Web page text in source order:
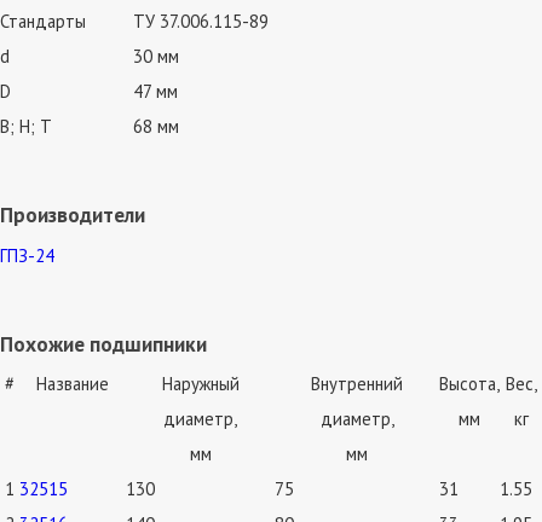
Стандарты
ТУ 37.006.115-89
d
30 мм
D
47 мм
В; Н; Т
68 мм
Производители
ГПЗ-24
Похожие подшипники
# Название
Наружный
диаметр,
мм
Внутренний
диаметр,
мм
Высота,
мм
Вес,
кг
1 32515 130 75 31
1.55